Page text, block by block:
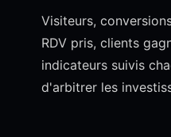
Visiteurs,
RDV pris, clients
indicateurs suivis
d'arbitrer les